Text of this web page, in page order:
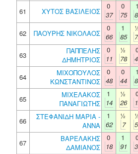
61
ΧΥΤΟΣ ΒΑΣΙΛΕΙΟΣ
0
37
0
75
1
62
ΠΑΟΥΡΗΣ ΝΙΚΟΛΑΟΣ
0
66
1
85
63
ΠΑΠΠΕΛΗΣ
ΔΗΜΗΤΡΙΟΣ
0
11
½
78
64
ΜΙΧΟΠΟΥΛΟΣ
ΚΩΝΣΤΑΝΤΙΝΟΣ
0
48
0
44
1
65
ΜΙΧΕΛΑΚΟΣ
ΠΑΝΑΓΙΩΤΗΣ
1
14
½
26
66
ΣΤΕΦΑΝΙΔΗ ΜΑΡΙΑ -
ΑΝΝΑ
1
62
½
7
67
ΒΑΡΕΛΑΚΗΣ
ΔΑΜΙΑΝΟΣ
0
18
1
91